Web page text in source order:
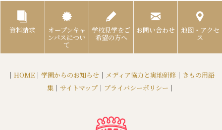
資料請求 オープンキャ
ンパスについ
て
学校見学をご
希望の方へ
お問い合わせ 地図・アクセ
ス
｜ HOME ｜ 学園からのお知らせ ｜ メディア協力と実地研修 ｜ きもの用語
集 ｜ サイトマップ ｜ プライバシーポリシー ｜